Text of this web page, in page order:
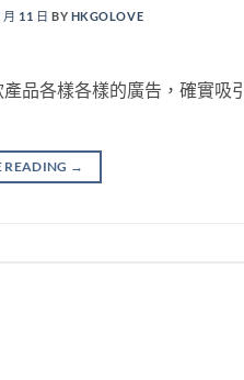
11 日 BY HKGOLOVE
品各樣各樣的廣告，確實吸
READING →